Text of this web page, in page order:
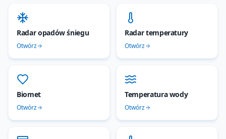
Radar opadów śniegu
Otwórz
Radar temperatury
Otwórz
Biomet
Otwórz
Temperatura wody
Otwórz